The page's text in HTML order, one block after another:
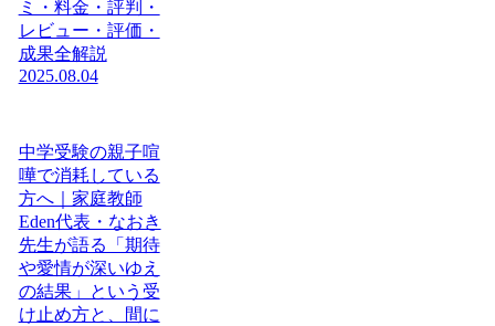
ミ・料金・評判・
レビュー・評価・
成果全解説
2025.08.04
中学受験の親子喧
嘩で消耗している
方へ｜家庭教師
Eden代表・なおき
先生が語る「期待
や愛情が深いゆえ
の結果」という受
け止め方と、間に